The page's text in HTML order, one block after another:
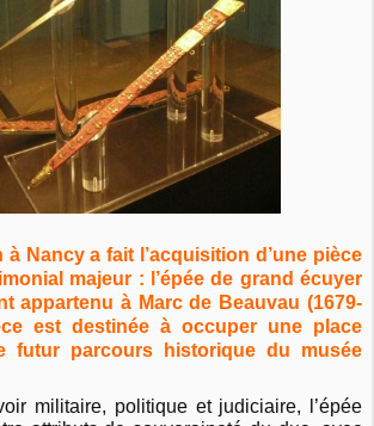
à Nancy a fait l’acquisition d’une pièce
majeur : l’épée de grand écuyer
appartenu à Marc de Beauvau (1679-
est destinée à occuper une place
futur parcours historique du musée
militaire, politique et judiciaire, l’épée